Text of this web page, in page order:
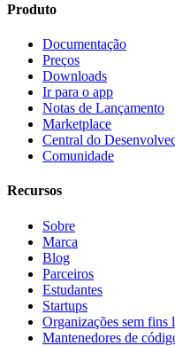
Produto
Documentação
Preços
Downloads
Ir para o app
Notas de Lançamento
Marketplace
Central do
Comunidade
Recursos
Sobre
Marca
Blog
Parceiros
Estudantes
Startups
Organizações sem fins
Mantenedores de